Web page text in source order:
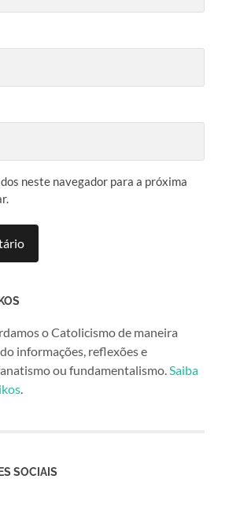
neste navegador para a próxima
o Catolicismo de maneira
informações, reflexões e
ou fundamentalismo.Saiba
.
SOCIAIS